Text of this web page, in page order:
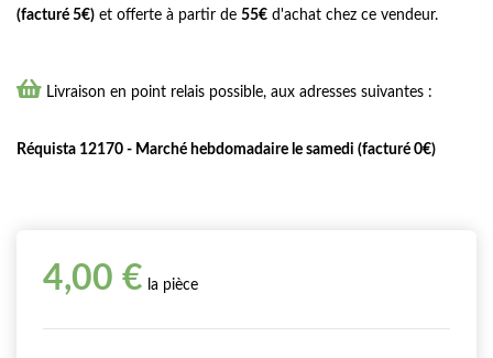
(facturé 5€) et offerte à partir de 55€ d'achat chez ce vendeur.
 Livraison en point relais possible, aux adresses suivantes :
Réquista 12170 - Marché hebdomadaire le samedi (facturé 0€)
4,00 € la pièce